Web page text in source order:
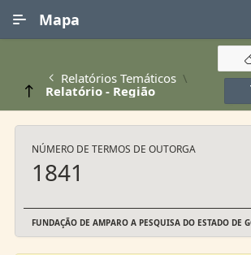
Mapa
Relatórios Temáticos
Relatório - Região
NÚMERO DE TERMOS DE OUTORGA
1841
FUNDAÇÃO DE AMPARO A PESQUISA DO ESTADO DE